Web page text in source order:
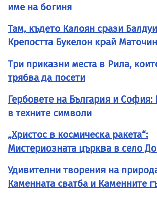
име на богиня
Там, където Калоян срази
Крепостта Букелон край
Три приказни места в Рила,
трябва да посети
Гербовете на България и София:
в техните символи
„Христос в космическа ракета“:
Мистериозната църква в село
Удивителни творения на
Каменната сватба и Каменните